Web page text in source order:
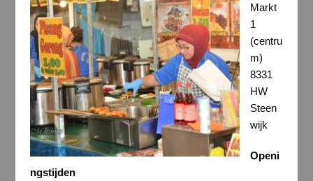
Markt
1
(centru
m)
8331
HW
Steen
wijk
Openi
ngstijden